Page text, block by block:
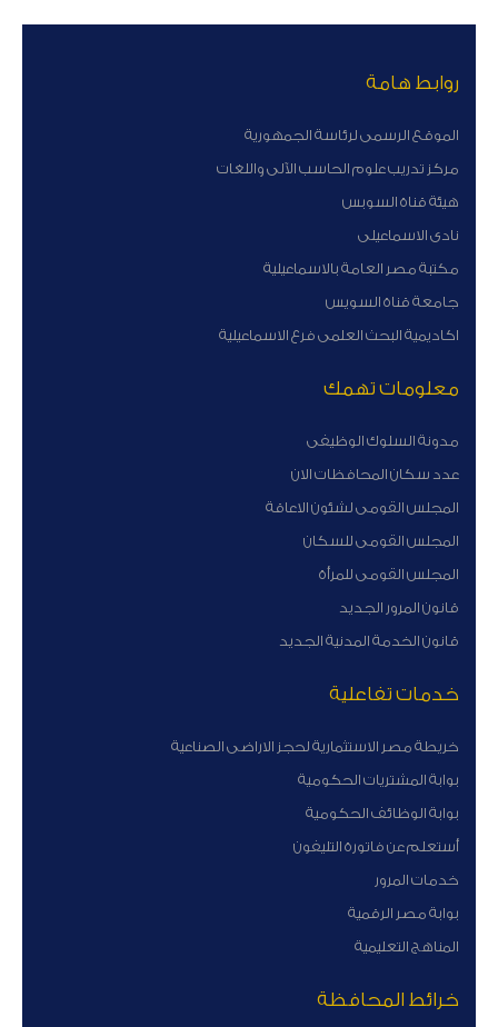
روابط هامة
الموقع الرسمى لرئاسة الجمهورية
مركز تدريب علوم الحاسب الآلى واللغات
هيئة قناة السوبس
نادى الاسماعيلى
مكتبة مصر العامة بالاسماعيلية
جامعة قناة السويس
اكاديمية البحث العلمى فرع الاسماعيلية
معلومات تهمك
مدونة السلوك الوظيفى
عدد سكان المحافظات الان
المجلس القومى لشئون الاعاقة
المجلس القومى للسكان
المجلس القومى للمرأة
قانون المرور الجديد
قانون الخدمة المدنية الجديد
خدمات تفاعلية
خريطة مصر الاستثمارية لحجز الاراضى الصناعية
بوابة المشتريات الحكومية
بوابة الوظائف الحكومية
أستعلم عن فاتورة التليفون
خدمات المرور
بوابة مصر الرقمية
المناهج التعليمية
خرائط المحافظة